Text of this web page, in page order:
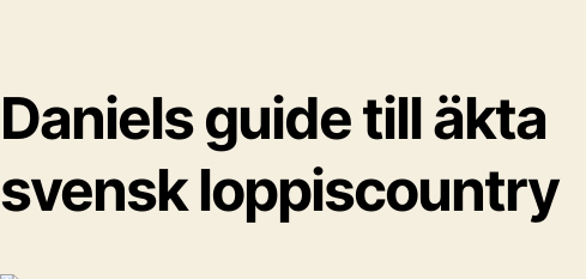
Daniels guide till äkta
svensk loppiscountry